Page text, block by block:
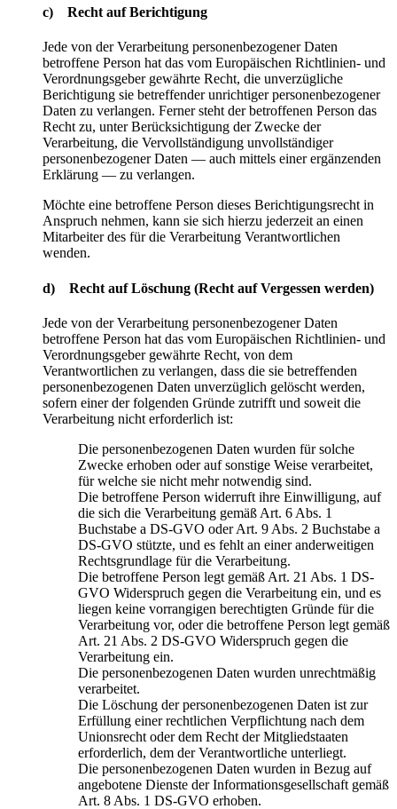
c) Recht auf Berichtigung
Jede von der Verarbeitung personenbezogener Daten
betroffene Person hat das vom Europäischen Richtlinien- und
Verordnungsgeber gewährte Recht, die unverzügliche
Berichtigung sie betreffender unrichtiger personenbezogener
Daten zu verlangen. Ferner steht der betroffenen Person das
Recht zu, unter Berücksichtigung der Zwecke der
Verarbeitung, die Vervollständigung unvollständiger
personenbezogener Daten — auch mittels einer ergänzenden
Erklärung — zu verlangen.
Möchte eine betroffene Person dieses Berichtigungsrecht in
Anspruch nehmen, kann sie sich hierzu jederzeit an einen
Mitarbeiter des für die Verarbeitung Verantwortlichen
wenden.
d) Recht auf Löschung (Recht auf Vergessen werden)
Jede von der Verarbeitung personenbezogener Daten
betroffene Person hat das vom Europäischen Richtlinien- und
Verordnungsgeber gewährte Recht, von dem
Verantwortlichen zu verlangen, dass die sie betreffenden
personenbezogenen Daten unverzüglich gelöscht werden,
sofern einer der folgenden Gründe zutrifft und soweit die
Verarbeitung nicht erforderlich ist:
Die personenbezogenen Daten wurden für solche
Zwecke erhoben oder auf sonstige Weise verarbeitet,
für welche sie nicht mehr notwendig sind.
Die betroffene Person widerruft ihre Einwilligung, auf
die sich die Verarbeitung gemäß Art. 6 Abs. 1
Buchstabe a DS-GVO oder Art. 9 Abs. 2 Buchstabe a
DS-GVO stützte, und es fehlt an einer anderweitigen
Rechtsgrundlage für die Verarbeitung.
Die betroffene Person legt gemäß Art. 21 Abs. 1 DS-
GVO Widerspruch gegen die Verarbeitung ein, und es
liegen keine vorrangigen berechtigten Gründe für die
Verarbeitung vor, oder die betroffene Person legt gemäß
Art. 21 Abs. 2 DS-GVO Widerspruch gegen die
Verarbeitung ein.
Die personenbezogenen Daten wurden unrechtmäßig
verarbeitet.
Die Löschung der personenbezogenen Daten ist zur
Erfüllung einer rechtlichen Verpflichtung nach dem
Unionsrecht oder dem Recht der Mitgliedstaaten
erforderlich, dem der Verantwortliche unterliegt.
Die personenbezogenen Daten wurden in Bezug auf
angebotene Dienste der Informationsgesellschaft gemäß
Art. 8 Abs. 1 DS-GVO erhoben.